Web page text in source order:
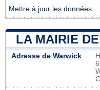
Mettre à jour les données
LA MAIRIE
Adresse de Warwick